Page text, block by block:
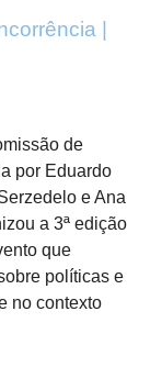
|
de
por Eduardo
e Ana
a 3ª edição
que
políticas e
no contexto